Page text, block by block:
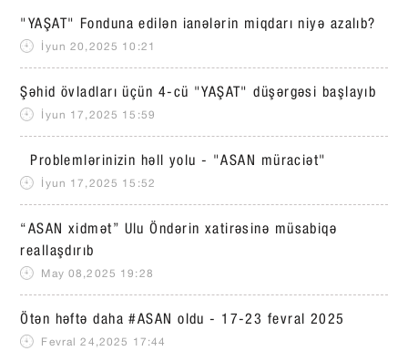
"YAŞAT" Fonduna edilən ianələrin miqdarı niyə azalıb?
İyun 20,2025 10:21
Şəhid övladları üçün 4-cü "YAŞAT" düşərgəsi başlayıb
İyun 17,2025 15:59
Problemlərinizin həll yolu - "ASAN müraciət"
İyun 17,2025 15:52
“ASAN xidmət” Ulu Öndərin xatirəsinə müsabiqə
reallaşdırıb
May 08,2025 19:28
Ötən həftə daha #ASAN oldu - 17-23 fevral 2025
Fevral 24,2025 17:44